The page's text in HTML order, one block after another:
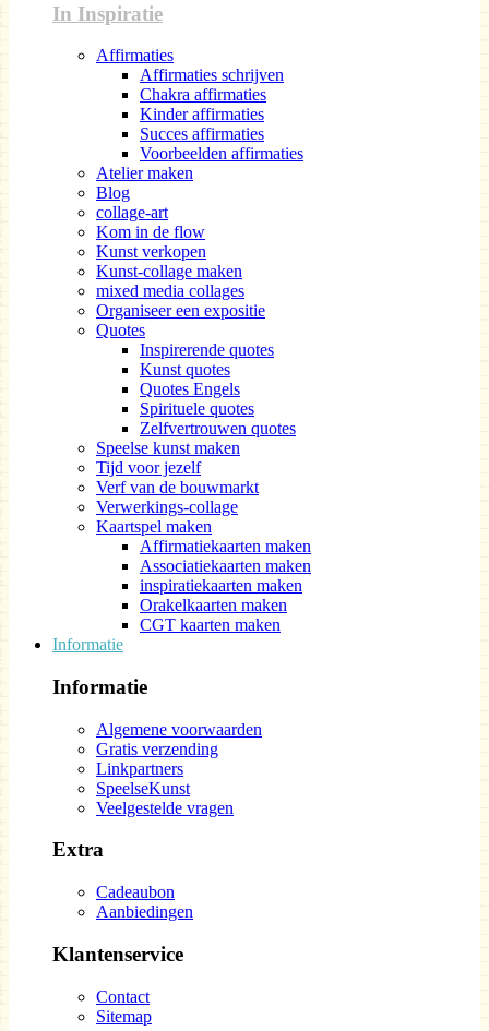
In Inspiratie
Affirmaties
Affirmaties schrijven
Chakra affirmaties
Kinder affirmaties
Succes affirmaties
Voorbeelden affirmaties
Atelier maken
Blog
collage-art
Kom in de flow
Kunst verkopen
Kunst-collage maken
mixed media collages
Organiseer een expositie
Quotes
Inspirerende quotes
Kunst quotes
Quotes Engels
Spirituele quotes
Zelfvertrouwen quotes
Speelse kunst maken
Tijd voor jezelf
Verf van de bouwmarkt
Verwerkings-collage
Kaartspel maken
Affirmatiekaarten maken
Associatiekaarten maken
inspiratiekaarten maken
Orakelkaarten maken
CGT kaarten maken
Informatie
Informatie
Algemene voorwaarden
Gratis verzending
Linkpartners
SpeelseKunst
Veelgestelde vragen
Extra
Cadeaubon
Aanbiedingen
Klantenservice
Contact
Sitemap